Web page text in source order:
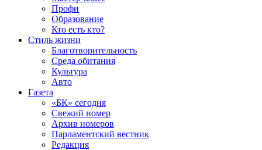
Профи
Образование
Кто есть кто?
Стиль жизни
Благотворительность
Среда обитания
Культура
Авто
Газета
«БК» сегодня
Свежий номер
Архив номеров
Парламентский вестник
Редакция